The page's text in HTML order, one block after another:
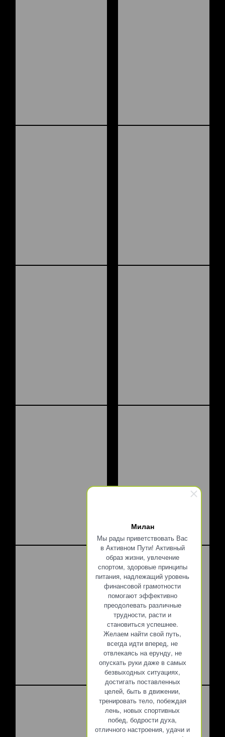
Милан
Мы рады приветствовать Вас
в Активном Пути! Активный
образ жизни, увлечение
спортом, здоровые принципы
питания, надлежащий уровень
финансовой грамотности
помогают эффективно
преодолевать различные
трудности, расти и
становиться успешнее.
Желаем найти свой путь,
всегда идти вперед, не
отвлекаясь на ерунду, не
опускать руки даже в самых
безвыходных ситуациях,
достигать поставленных
целей, быть в движении,
тренировать тело, побеждая
лень, новых спортивных
побед, бодрости духа,
отличного настроения, удачи и